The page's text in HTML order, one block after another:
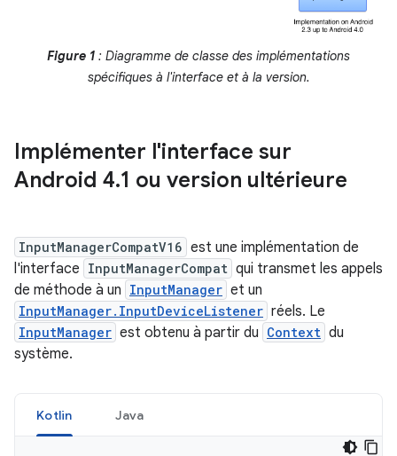
Figure 1 : Diagramme de classe des implémentations
spécifiques à l'interface et à la version.
Implémenter l'interface sur
Android 4.1 ou version ultérieure
InputManagerCompatV16 est une implémentation de
l'interface InputManagerCompat qui transmet les appels
de méthode à un InputManager et un
InputManager.InputDeviceListener réels. Le
InputManager est obtenu à partir du Context du
système.
Kotlin Java